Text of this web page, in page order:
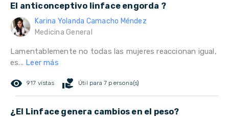
El anticonceptivo linface engorda ?
Karina Yolanda Camacho Méndez
Medicina General
Lamentablemente no todas las mujeres reaccionan igual,
es... Leer más
remove_red_eye 917 vistas volunteer_activism Útil para 7 persona(s)
¿El Linface genera cambios en el peso?